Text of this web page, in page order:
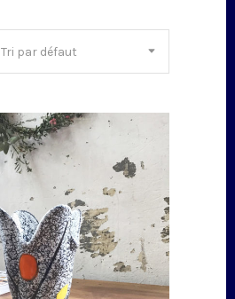
Tri par défaut